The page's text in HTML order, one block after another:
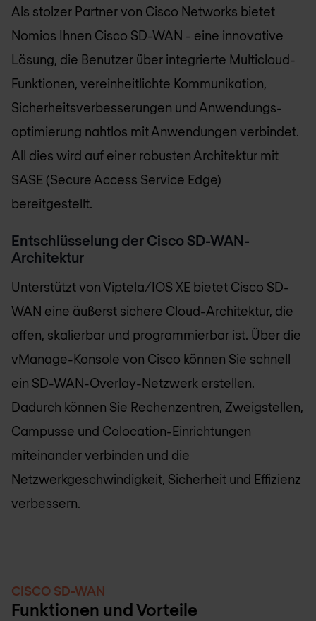
Als stolzer Partner von Cisco Networks bietet
Nomios Ihnen Cisco SD-WAN - eine innovative
Lösung, die Benutzer über integrierte Multicloud-
Funktionen, vereinheitlichte Kommunikation,
Sicherheitsverbesserungen und Anwendungs­
optimierung nahtlos mit Anwendungen verbindet.
All dies wird auf einer robusten Architektur mit
SASE (Secure Access Service Edge)
bereitgestellt.
Entschlüsselung der Cisco SD-WAN-
Architektur
Unterstützt von Viptela/IOS XE bietet Cisco SD-
WAN eine äußerst sichere Cloud-Architektur, die
offen, skalierbar und programmierbar ist. Über die
vManage-Konsole von Cisco können Sie schnell
ein SD-WAN-Overlay-Netzwerk erstellen.
Dadurch können Sie Rechenzentren, Zweigstellen,
Campusse und Colocation-Einrichtungen
miteinander verbinden und die
Netzwerkgeschwindigkeit, Sicherheit und Effizienz
verbessern.
CISCO SD-WAN
Funktionen und Vorteile